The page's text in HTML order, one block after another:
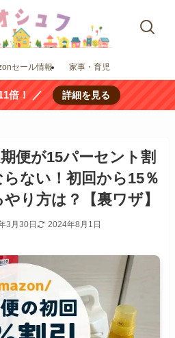
セール情報 家事・育児
倍！ ／ 詳細を見る
便が15パーセント割
ない！初回から15％
り方は？【裏ワザ】
3月30日 2024年8月1日